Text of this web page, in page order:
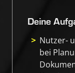
Deine
Nutzer-
bei